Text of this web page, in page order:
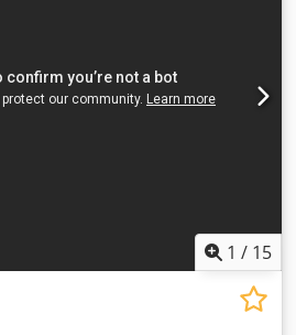
čuguna konstrukcija
Stāvoklis: lietota Pielietojums:
introligatorijas darbi,
1 / 15